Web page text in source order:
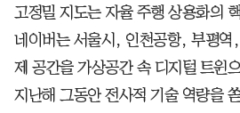
고정밀 지도는 자율 주행 상용화의
네이버는 서울시, 인천공항, 부평역
제 공간을 가상공간 속 디지털 트윈
지난해 그동안 전사적 기술 역량을